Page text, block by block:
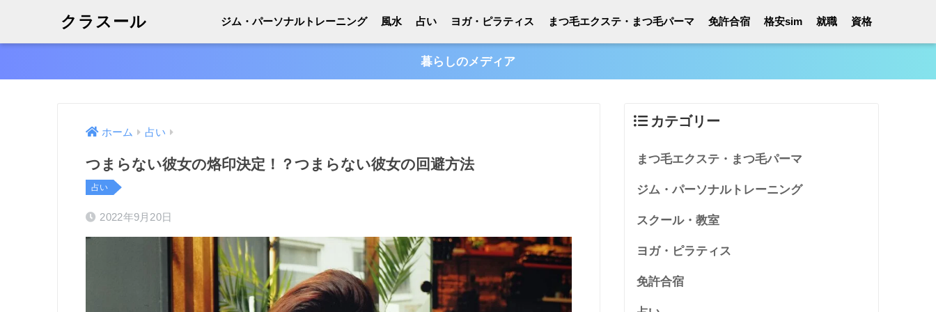
クラスール ジム・パーソナルトレーニング 風水 占い ヨガ・ピラティス まつ毛エクステ・まつ毛パーマ 免許合宿 格安sim 就職 資格
暮らしのメディア
ホーム 占い
つまらない彼女の烙印決定！？つまらない彼女の回避方法
占い
2022年9月20日
カテゴリー
まつ毛エクステ・まつ毛パーマ
ジム・パーソナルトレーニング
スクール・教室
ヨガ・ピラティス
免許合宿